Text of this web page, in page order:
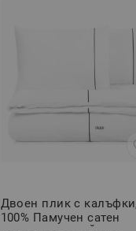
Двоен плик с
100% Памучен сатен